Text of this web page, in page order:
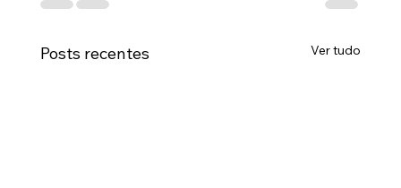
Posts recentes Ver tudo